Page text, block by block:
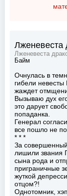
Лженевеста
Лженевеста
Байм
Очнулась в
гибели
жаждет
Вызываю дух
это дарует
попаданка.
Генерал
все пошло не по
* * *
За
лишили звания
сына рода и
приграничные
жуткой
отцом?!
Однотомник,